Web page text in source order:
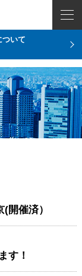
ついて
開催済）
す！